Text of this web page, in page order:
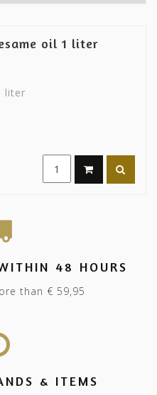
oil 1 liter
liter
48 HOURS
than € 59,95
& ITEMS